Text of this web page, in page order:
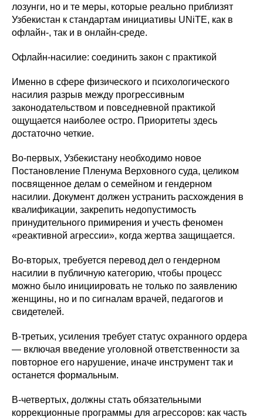
лозунги, но и те меры, которые реально приблизят
Узбекистан к стандартам инициативы UNiTE, как в
офлайн-, так и в онлайн-среде.
Офлайн-насилие: соединить закон с практикой
Именно в сфере физического и психологического
насилия разрыв между прогрессивным
законодательством и повседневной практикой
ощущается наиболее остро. Приоритеты здесь
достаточно четкие.
Во-первых, Узбекистану необходимо новое
Постановление Пленума Верховного суда, целиком
посвященное делам о семейном и гендерном
насилии. Документ должен устранить расхождения в
квалификации, закрепить недопустимость
принудительного примирения и учесть феномен
«реактивной агрессии», когда жертва защищается.
Во-вторых, требуется перевод дел о гендерном
насилии в публичную категорию, чтобы процесс
можно было инициировать не только по заявлению
женщины, но и по сигналам врачей, педагогов и
свидетелей.
В-третьих, усиления требует статус охранного ордера
— включая введение уголовной ответственности за
повторное его нарушение, иначе инструмент так и
останется формальным.
В-четвертых, должны стать обязательными
коррекционные программы для агрессоров: как часть